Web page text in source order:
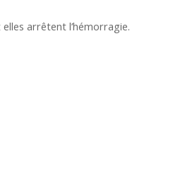
arrêtent l’hémorragie.